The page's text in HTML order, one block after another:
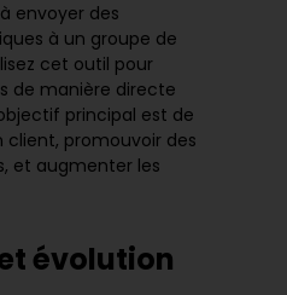
envoyer des
à un groupe de
cet outil pour
de manière directe
principal est de
promouvoir des
et augmenter les
évolution